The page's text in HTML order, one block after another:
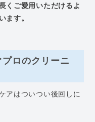
くご愛用いただけるよ
ます。
ロのクリーニ
アはついつい後回しに